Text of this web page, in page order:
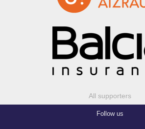
All supporters
Follow us